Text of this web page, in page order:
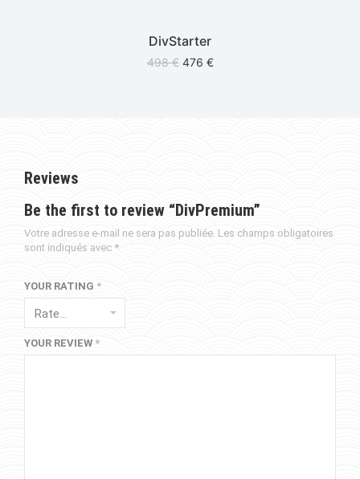
DivStarter
498€ 476 €
Reviews
Be the first to review “DivPremium”
Votre adresse e-mail ne sera pas publiée. Les champs obligatoires
sont indiqués avec *
YOUR RATING *
YOUR REVIEW *